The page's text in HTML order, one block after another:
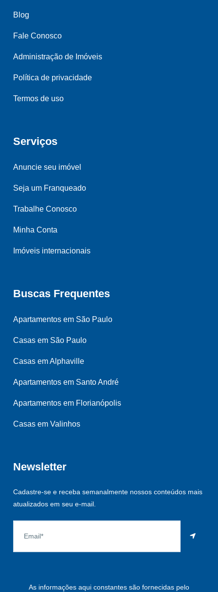
Blog
Fale Conosco
Administração de Imóveis
Política de privacidade
Termos de uso
Serviços
Anuncie seu imóvel
Seja um Franqueado
Trabalhe Conosco
Minha Conta
Imóveis internacionais
Buscas Frequentes
Apartamentos em São Paulo
Casas em São Paulo
Casas em Alphaville
Apartamentos em Santo André
Apartamentos em Florianópolis
Casas em Valinhos
Newsletter
Cadastre-se e receba semanalmente nossos conteúdos mais
atualizados em seu e-mail.
As informações aqui constantes são fornecidas pelo